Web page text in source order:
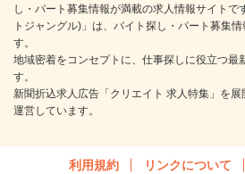
し・パート募集情報が満載の求人情報サイトで
トジャングル)」は、バイト探し・パート募集
す。
地域密着をコンセプトに、仕事探しに役立つ最
す。
新聞折込求人広告「クリエイト 求人特集」を
運営しています。
利用規約 リンクについて